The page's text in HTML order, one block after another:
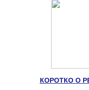
КОРОТКО О